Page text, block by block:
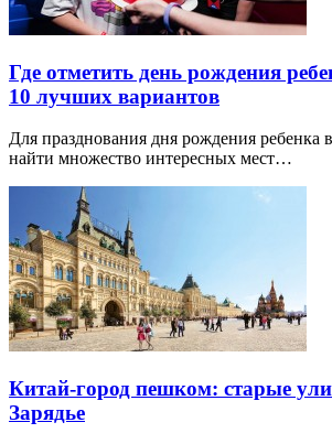
Где отметить день рождения
10 лучших вариантов
Для празднования дня рождения
найти множество интересных мест…
Китай-город пешком: старые
Зарядье